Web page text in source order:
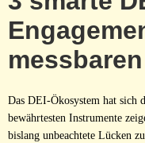
Das DEI-Ökosystem hat sich
bewährtesten Instrumente
bislang unbeachtete Lücken